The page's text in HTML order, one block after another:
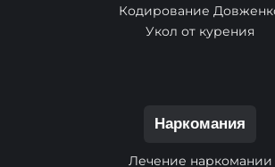
Кодирование
Укол от курения
Наркомания
Лечение наркомании